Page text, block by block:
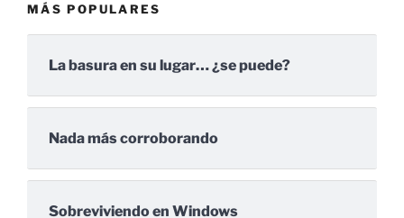
MÁS POPULARES
La basura en su lugar… ¿se puede?
Nada más corroborando
Sobreviviendo en Windows